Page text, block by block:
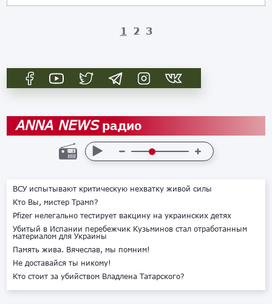
1 2 3
ANNA NEWSрадио
ВСУ испытывают критическую нехватку живой силы
Кто Вы, мистер Трамп?
Pfizer нелегально тестирует вакцину на украинских детях
Убитый в Испании перебежчик Кузьминов стал отработанным
материалом для Украины
Память жива. Вячеслав, мы помним!
Не доставайся ты никому!
Кто стоит за убийством Владлена Татарского?